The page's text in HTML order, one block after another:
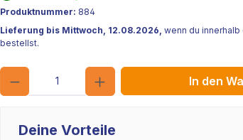
Produktnummer: 884
Lieferung bis Mittwoch, 12.08.2026, wenn du innerhalb
bestellst.
Anzahl
In den
Deine Vorteile